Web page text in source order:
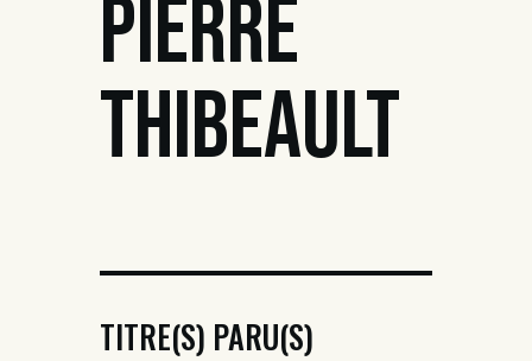
PIERRE
THIBEAULT
TITRE(S) PARU(S)